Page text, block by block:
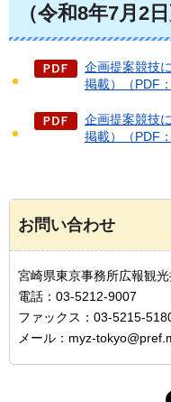
（令和8年7月2日
企画提案競技
掲載）（PDF
企画提案競技
掲載）（PDF
お問い合わせ
宮崎県東京事務所広報観光
電話：03-5212-9007
ファックス：03-5215-
メール：myz-